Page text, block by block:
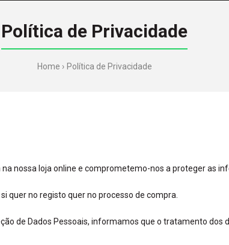
Política de Privacidade
Home Política de Privacidade
nossa loja online e comprometemo-nos a proteger as
quer no registo quer no processo de compra.
de Dados Pessoais, informamos que o tratamento dos